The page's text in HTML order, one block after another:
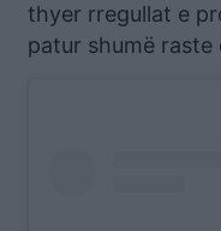
thyer rregullat e
patur shumë raste